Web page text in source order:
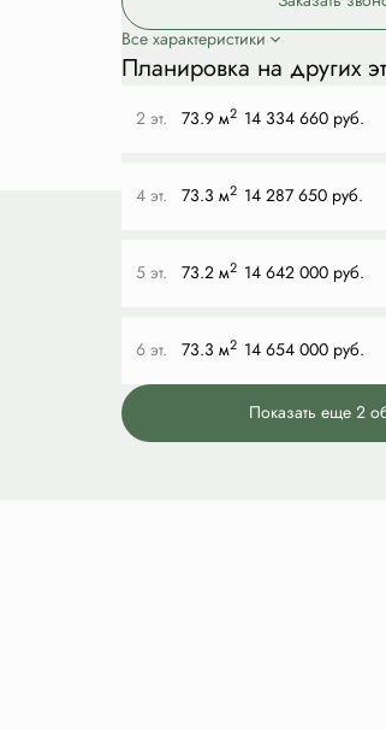
Все характеристики
Планировка на других
2 эт. 73.9 м2 14 334 660 руб.
4 эт. 73.3 м2 14 287 650 руб.
5 эт. 73.2 м2 14 642 000 руб.
6 эт. 73.3 м2 14 654 000 руб.
Показать еще 2